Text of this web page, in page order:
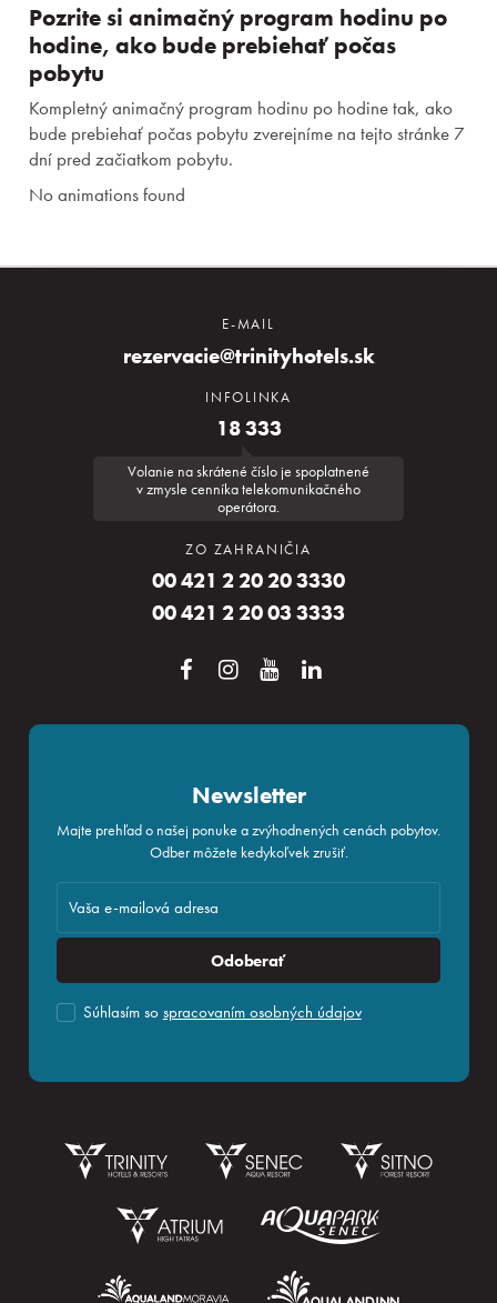
Pozrite si animačný program hodinu po
hodine, ako bude prebiehať počas
pobytu
Kompletný animačný program hodinu po hodine tak, ako
bude prebiehať počas pobytu zverejníme na tejto stránke 7
dní pred začiatkom pobytu.
No animations found
E-MAIL
rezervacie@trinityhotels.sk
INFOLINKA
18 333
Volanie na skrátené číslo je spoplatnené
v zmysle cenníka telekomunikačného
operátora.
ZO ZAHRANIČIA
00 421 2 20 20 3330
00 421 2 20 03 3333
Newsletter
Majte prehľad o našej ponuke a zvýhodnených cenách pobytov.
Odber môžete kedykoľvek zrušiť.
Odoberať
Súhlasím so spracovaním osobných údajov